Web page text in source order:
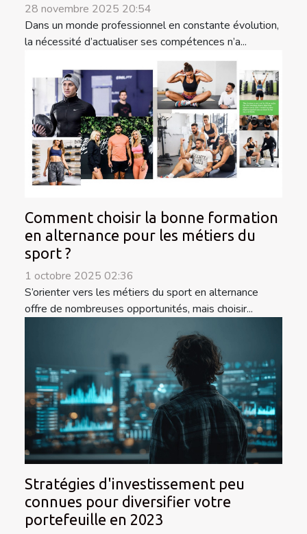
28 novembre 2025 20:54
Dans un monde professionnel en constante évolution,
la nécessité d’actualiser ses compétences n’a...
Comment choisir la bonne formation
en alternance pour les métiers du
sport ?
1 octobre 2025 02:36
S’orienter vers les métiers du sport en alternance
offre de nombreuses opportunités, mais choisir...
Stratégies d'investissement peu
connues pour diversifier votre
portefeuille en 2023